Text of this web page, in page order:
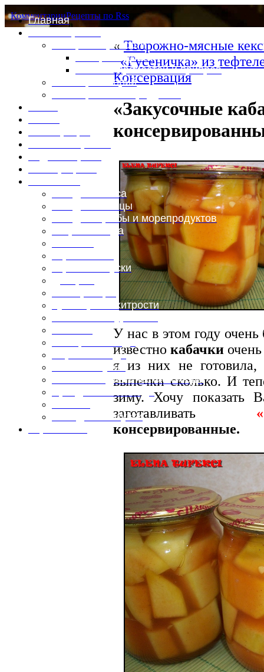
Главная
Специи и пряности
Специи и диета
Каталог пряностей и приправ
Таблица калорий
Блюда из мяса
Блюда из птицы
Блюда из рыбы и морепродуктов
Вторые блюда
Горячие закуски
Кулинарные хитрости
Первые блюда
Полевая кухня
Постные и диетические блюда
Праздничные блюда
Холодные закуски
КомментарииРецепты по Rss
«Творожно-мясные
«Гусеничка» из
Консервация
«Закусочные
У нас в этом году
известно кабачки
я из них не
выпечки сколько. И
зиму. Хочу показать
заготавливать
консервированные.